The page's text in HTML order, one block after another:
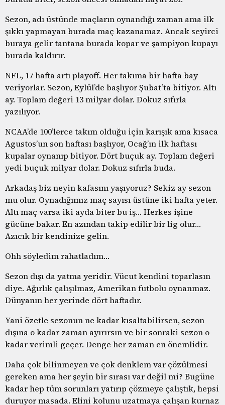
Sezon, adı üstünde maçların oynandığı zaman ama ilk
şıkkı yapmayan burada maç kazanamaz. Ancak seyirci
buraya gelir tantana burada kopar ve şampiyon kupayı
burada kaldırır.
NFL, 17 hafta artı playoff. Her takıma bir hafta bay
veriyorlar. Sezon, Eylül’de başlıyor Şubat’ta bitiyor. Altı
ay. Toplam değeri 13 milyar dolar. Dokuz sıfırla
yazılıyor.
NCAA’de 100’lerce takım olduğu için karışık ama kısaca
Agustos’un son haftası başlıyor, Ocağ’ın ilk haftası
kupalar oynanıp bitiyor. Dört buçuk ay. Toplam değeri
yedi buçuk milyar dolar. Dokuz sıfırla buda.
Arkadaş biz neyin kafasını yaşıyoruz? Sekiz ay sezon
mu olur. Oynadığımız maç sayısı üstüne iki hafta yeter.
Altı maç varsa iki ayda biter bu iş… Herkes işine
gücüne bakar. En azından takip edilir bir lig olur…
Azıcık bir kendinize gelin.
Ohh söyledim rahatladım…
Sezon dışı da yatma yeridir. Vücut kendini toparlasın
diye. Ağırlık çalışılmaz, Amerikan futbolu oynanmaz.
Dünyanın her yerinde dört haftadır.
Yani özetle sezonun ne kadar kısaltabilirsen, sezon
dışına o kadar zaman ayırırsın ve bir sonraki sezon o
kadar verimli geçer. Denge her zaman en önemlidir.
Daha çok bilinmeyen ve çok denklem var çözülmesi
gereken ama her şeyin bir sırası var değil mi? Bugüne
kadar hep tüm sorunları yatırıp çözmeye çalıştık, hepsi
duruyor masada. Elini kolunu uzatmaya çalışan kurnaz